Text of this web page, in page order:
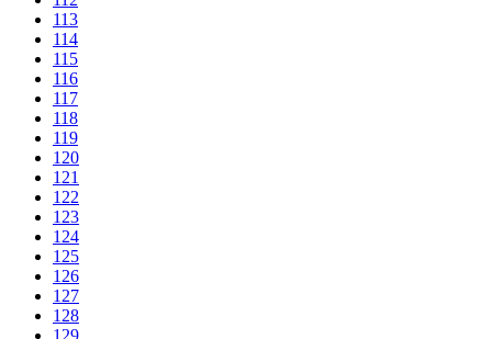
113
114
115
116
117
118
119
120
121
122
123
124
125
126
127
128
129